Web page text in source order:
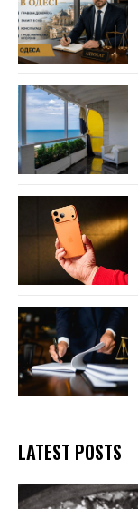
LATEST POSTS